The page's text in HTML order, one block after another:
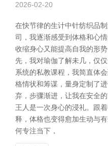
2026-02-20
在快节律的生计中针纺织品
司，我逐渐感受到体格和心
收缩身心又能提高自我的形
先，我对瑜伽了解未几，仅
系统的私教课程，我简直体
格情状和筹谋，量身定制了
弃，步骤渐进，让我在安全
王人是一次身心的浸礼。跟
释，体格也变得愈加生动与
何专注当下，